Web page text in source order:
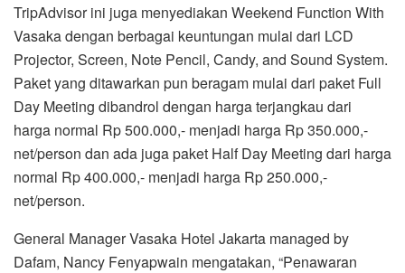
TripAdvisor ini juga menyediakan Weekend Function With
Vasaka dengan berbagai keuntungan mulai dari LCD
Projector, Screen, Note Pencil, Candy, and Sound System.
Paket yang ditawarkan pun beragam mulai dari paket Full
Day Meeting dibandrol dengan harga terjangkau dari
harga normal Rp 500.000,- menjadi harga Rp 350.000,-
net/person dan ada juga paket Half Day Meeting dari harga
normal Rp 400.000,- menjadi harga Rp 250.000,-
net/person.
General Manager Vasaka Hotel Jakarta managed by
Dafam, Nancy Fenyapwain mengatakan, “Penawaran